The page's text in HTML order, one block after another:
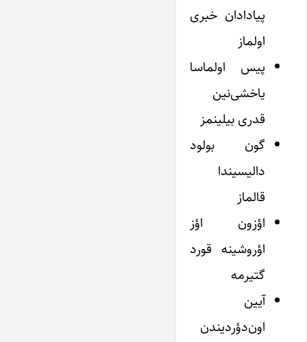
پیادادان خبری
اولماز
پیس اولماسا
یاخشی‌نین
قدری بیلینمز
گون بولود
دالیسیندا
قالماز
اؤزون اؤز
اؤروشینه قورد
گتیرمه
آیین
اون‌دؤردیندن